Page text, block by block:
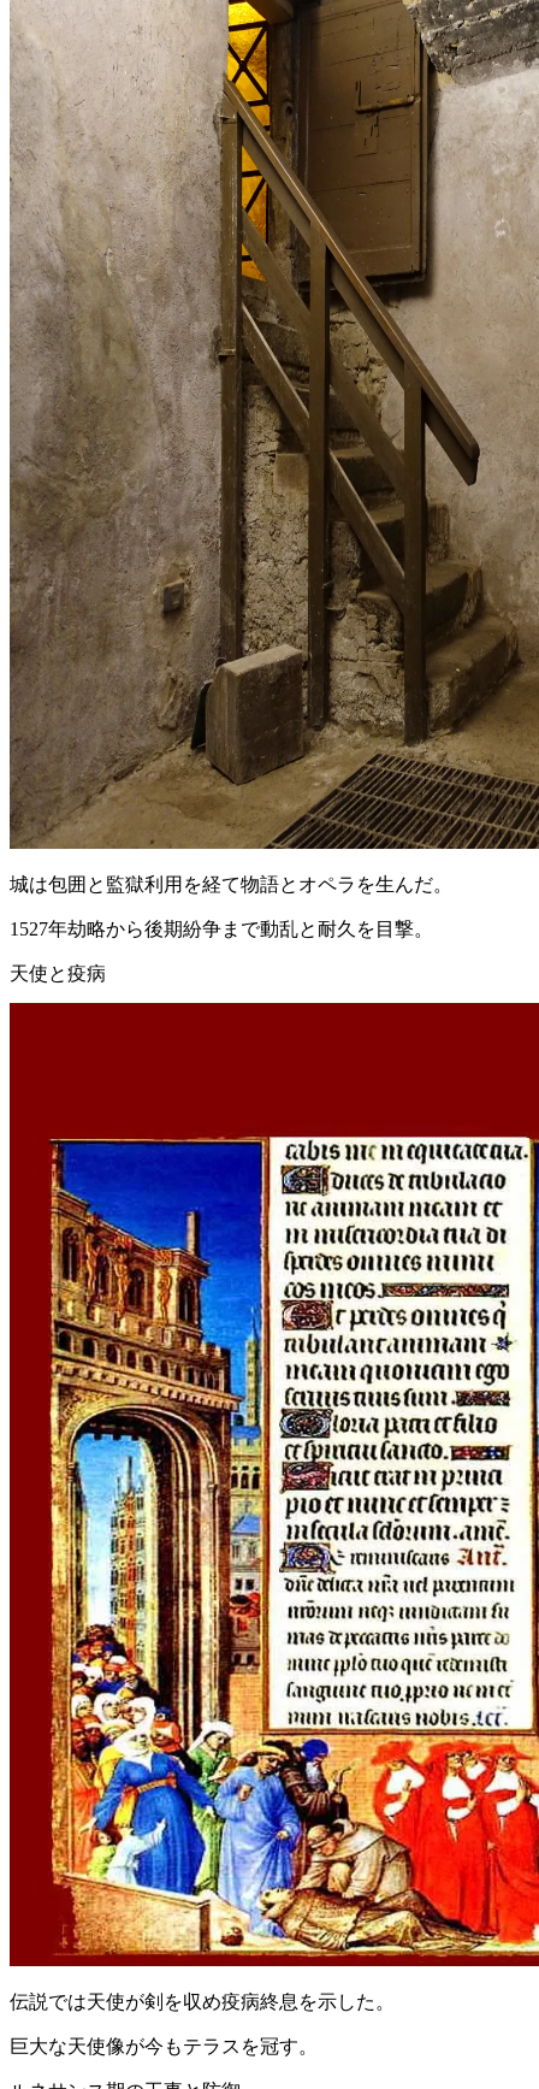
城は包囲と監獄利用を経て物語とオペラを生んだ。
1527年劫略から後期紛争まで動乱と耐久を目撃。
天使と疫病
伝説では天使が剣を収め疫病終息を示した。
巨大な天使像が今もテラスを冠す。